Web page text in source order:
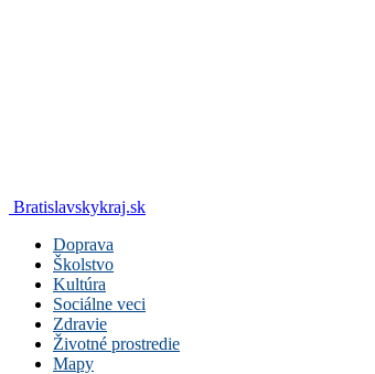
Bratislavskykraj.sk
Doprava
Školstvo
Kultúra
Sociálne veci
Zdravie
Životné prostredie
Mapy